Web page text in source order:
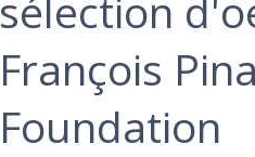
sélection
François
Foundation‎